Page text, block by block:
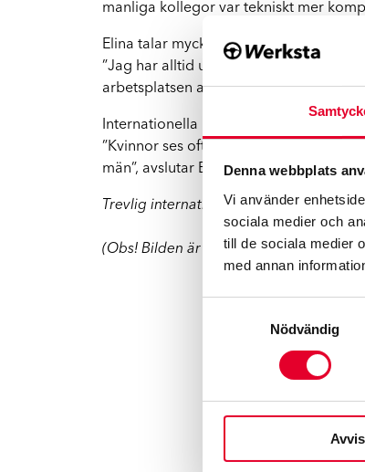
Denna webbplats
Vi använder
sociala medier och
till de sociala medier
med annan
Nödvändig
manliga kollegor var tekniskt mer
Elina talar mycket varmt om sina
”Jag har alltid upplevt att mina
arbetsplatsen att ha någon som bryter
Internationella kvinnodagen är
”Kvinnor ses ofta som vårdgivare.
män”, avslutar Elina.
Trevlig internationell kvinnodag önskar
(Obs! Bilden är en illustrationsbild och